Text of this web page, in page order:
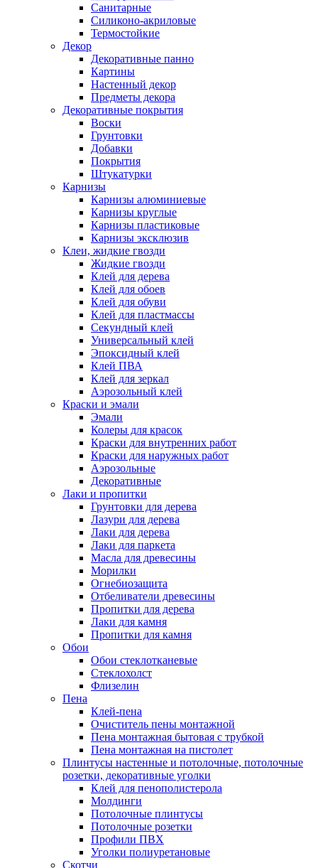
Санитарные
Силиконо-акриловые
Термостойкие
Декор
Декоративные панно
Картины
Настенный декор
Предметы декора
Декоративные покрытия
Воски
Грунтовки
Добавки
Покрытия
Штукатурки
Карнизы
Карнизы алюминиевые
Карнизы круглые
Карнизы пластиковые
Карнизы эксклюзив
Клеи, жидкие гвозди
Жидкие гвозди
Клей для дерева
Клей для обоев
Клей для обуви
Клей для пластмассы
Секундный клей
Универсальный клей
Эпоксидный клей
Клей ПВА
Клей для зеркал
Аэрозольный клей
Краски и эмали
Эмали
Колеры для красок
Краски для внутренних работ
Краски для наружных работ
Аэрозольные
Декоративные
Лаки и пропитки
Грунтовки для дерева
Лазури для дерева
Лаки для дерева
Лаки для паркета
Масла для древесины
Морилки
Огнебиозащита
Отбеливатели древесины
Пропитки для дерева
Лаки для камня
Пропитки для камня
Обои
Обои стеклотканевые
Стеклохолст
Флизелин
Пена
Клей-пена
Очиститель пены монтажной
Пена монтажная бытовая с трубкой
Пена монтажная на пистолет
Плинтусы настенные и потолочные, потолочные
розетки, декоративные уголки
Клей для пенополистерола
Молдинги
Потолочные плинтусы
Потолочные розетки
Профили ПВХ
Уголки полиуретановые
Скотчи